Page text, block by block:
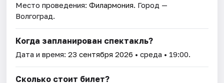
Место проведения:Филармония. Город —
Волгоград.
Когда запланирован спектакль?
Дата и время:23 сентября 2026 • среда • 19:00.
Сколько стоит билет?